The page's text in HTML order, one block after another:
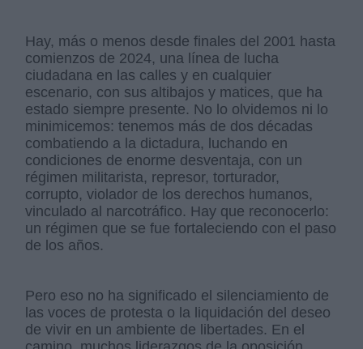
Hay, más o menos desde finales del 2001 hasta
comienzos de 2024, una línea de lucha
ciudadana en las calles y en cualquier
escenario, con sus altibajos y matices, que ha
estado siempre presente. No lo olvidemos ni lo
minimicemos: tenemos más de dos décadas
combatiendo a la dictadura, luchando en
condiciones de enorme desventaja, con un
régimen militarista, represor, torturador,
corrupto, violador de los derechos humanos,
vinculado al narcotráfico. Hay que reconocerlo:
un régimen que se fue fortaleciendo con el paso
de los años.
Pero eso no ha significado el silenciamiento de
las voces de protesta o la liquidación del deseo
de vivir en un ambiente de libertades. En el